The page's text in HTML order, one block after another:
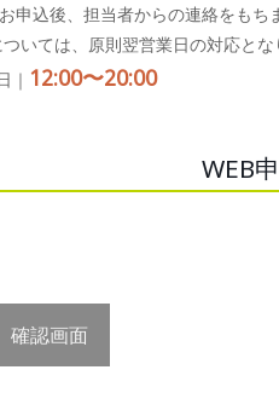
申込後、担当者からの連絡をもち
いては、原則翌営業日の対応とな
｜ 12:00〜20:00
WEB
確認画面